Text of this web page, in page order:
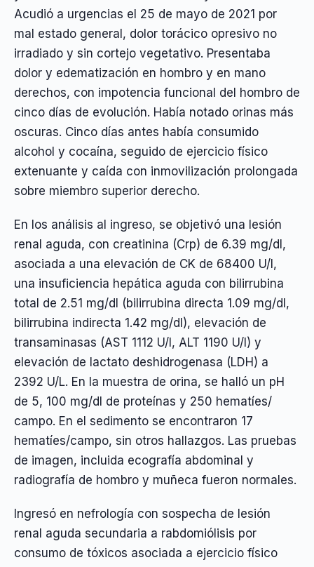
Acudió a urgencias el 25 de mayo de 2021 por
mal estado general, dolor torácico opresivo no
irradiado y sin cortejo vegetativo. Presentaba
dolor y edematización en hombro y en mano
derechos, con impotencia funcional del hombro de
cinco días de evolución. Había notado orinas más
oscuras. Cinco días antes había consumido
alcohol y cocaína, seguido de ejercicio físico
extenuante y caída con inmovilización prolongada
sobre miembro superior derecho.
En los análisis al ingreso, se objetivó una lesión
renal aguda, con creatinina (Crp) de 6.39 mg/dl,
asociada a una elevación de CK de 68400 U/l,
una insuficiencia hepática aguda con bilirrubina
total de 2.51 mg/dl (bilirrubina directa 1.09 mg/dl,
bilirrubina indirecta 1.42 mg/dl), elevación de
transaminasas (AST 1112 U/l, ALT 1190 U/l) y
elevación de lactato deshidrogenasa (LDH) a
2392 U/L. En la muestra de orina, se halló un pH
de 5, 100 mg/dl de proteínas y 250 hematíes/
campo. En el sedimento se encontraron 17
hematíes/campo, sin otros hallazgos. Las pruebas
de imagen, incluida ecografía abdominal y
radiografía de hombro y muñeca fueron normales.
Ingresó en nefrología con sospecha de lesión
renal aguda secundaria a rabdomiólisis por
consumo de tóxicos asociada a ejercicio físico